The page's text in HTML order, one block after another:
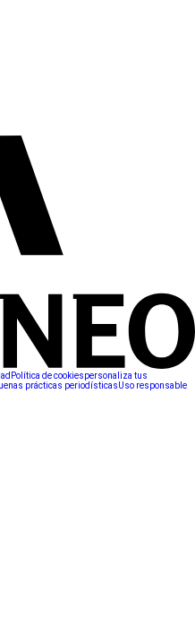
Política de cookiespersonaliza tus
prácticas periodísticasUso responsable